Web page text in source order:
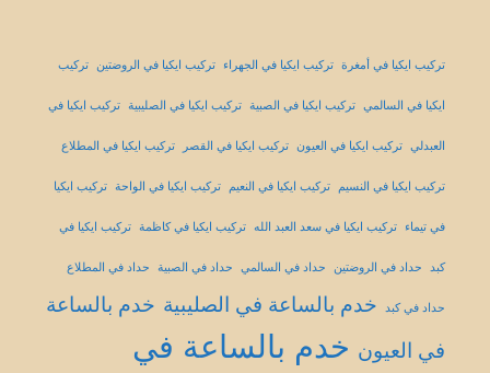
تركيب ايكيا في أمغرة تركيب ايكيا في الجهراء تركيب ايكيا في الروضتين تركيب
ايكيا في السالمي تركيب ايكيا في الصبية تركيب ايكيا في الصليبية تركيب ايكيا في
العبدلي تركيب ايكيا في العيون تركيب ايكيا في القصر تركيب ايكيا في المطلاع
تركيب ايكيا في النسيم تركيب ايكيا في النعيم تركيب ايكيا في الواحة تركيب ايكيا
في تيماء تركيب ايكيا في سعد العبد الله تركيب ايكيا في كاظمة تركيب ايكيا في
كبد حداد في الروضتين حداد في السالمي حداد في الصبية حداد في المطلاع
حداد في كبد خدم بالساعة في الصليبية خدم بالساعة
في العيون خدم بالساعة في